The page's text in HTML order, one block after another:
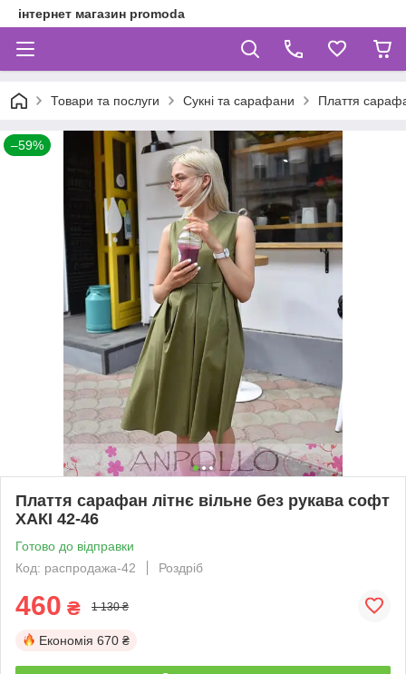
інтернет магазин promoda
Товари та послуги Сукні та сарафани Плаття
–59%
Плаття сарафан літнє вільне без рукава софт
ХАКІ 42-46
Готово до відправки
Код: распродажа-42
Роздріб
460 ₴ 1 130 ₴
Економія 670 ₴